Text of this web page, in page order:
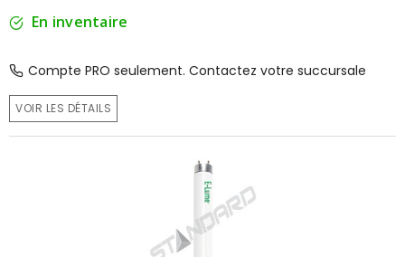
En inventaire
Compte PRO seulement. Contactez votre succursale
VOIR LES DÉTAILS